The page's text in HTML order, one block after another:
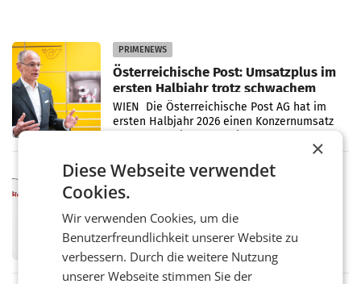
PRIMENEWS
Österreichische Post: Umsatzplus im
ersten Halbjahr trotz schwachem
Briefgeschäft
WIEN Die Österreichische Post AG hat im
ersten Halbjahr 2026 einen Konzernumsatz
einem Plus von 3,8 Prozent gegenüber dem
Vergleichszeitraum
MARKETING & MEDIA
ProSiebenSat.1 spart und macht
überraschend viel Gewinn
UNTERFÖHRING/MAILAND/AMSTERDAM. Der
Fernsehkonzern ProSiebenSat.1 hat im
Frühjahr dank Kostensenkungen operativ
wieder Gewinn gemacht und die
Markterwartung deutlich übertroffen.
×
Diese Webseite verwendet
Cookies.
Wir verwenden Cookies, um die
Benutzerfreundlichkeit unserer Website zu
verbessern. Durch die weitere Nutzung
unserer Webseite stimmen Sie der